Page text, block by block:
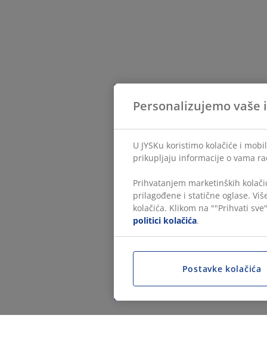
Personalizujemo vaše
U JYSKu koristimo kolačiće i
prikupljaju informacije o vama
Prihvatanjem marketinških
prilagođene i statične oglase.
kolačića. Klikom na ""Prihvati
politici kolačića.
Postavke kolačića